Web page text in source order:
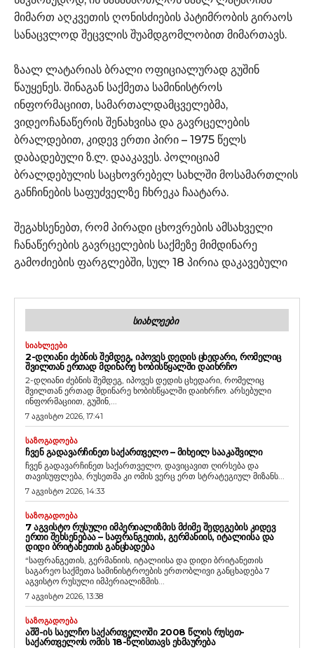
მიმართ აღკვეთის ღონისძიების პატიმრობის გირაოს
სანაცვლოდ შეცვლის შუამდგომლობით მიმართავს.
ზაალ ლატარიას ბრალი ოფიციალურად გუშინ
წაუყენეს. შინაგან საქმეთა სამინისტროს
ინფორმაციით, სამართალდამცველებმა,
ვიდეოჩანაწერის შენახვისა და გავრცელების
ბრალდებით, კიდევ ერთი პირი – 1975 წელს
დაბადებული ზ.ლ. დააკავეს. პოლიციამ
ბრალდებულის საცხოვრებელ სახლში მოსამართლის
განჩინების საფუძველზე ჩხრეკა ჩაატარა.
შეგახსენებთ, რომ პირადი ცხოვრების ამსახველი
ჩანაწერების გავრცელების საქმეზე მიმდინარე
გამოძიების ფარგლებში, სულ 18 პირია დაკავებული
ᲡᲘᲐᲮᲚᲔᲔᲑᲘ
ᲡᲘᲐᲮᲚᲔᲔᲑᲘ
2-ᲓᲦᲘᲐᲜᲘ ᲫᲔᲑᲜᲘᲡ ᲨᲔᲛᲓᲔᲒ, ᲘᲞᲝᲕᲔᲡ ᲓᲔᲓᲘᲡ ᲪᲮᲔᲓᲐᲠᲘ, ᲠᲝᲛᲔᲚᲘᲪ
ᲨᲕᲘᲚᲗᲐᲜ ᲔᲠᲗᲐᲓ ᲛᲓᲘᲜᲐᲠᲔ ᲮᲝᲑᲘᲡᲬᲧᲐᲚᲨᲘ ᲓᲐᲘᲮᲠᲩᲝ
2-დღიანი ძებნის შემდეგ, იპოვეს დედის ცხედარი, რომელიც
შვილთან ერთად მდინარე ხობისწყალში დაიხრჩო. არსებული
ინფორმაციით, გუშინ,...
7 აგვისტო 2026, 17:41
ᲡᲐᲖᲝᲒᲐᲓᲝᲔᲑᲐ
ᲩᲕᲔᲜ ᲒᲐᲓᲐᲕᲐᲠᲩᲘᲜᲔᲗ ᲡᲐᲥᲐᲠᲗᲕᲔᲚᲝ – ᲛᲘᲮᲔᲘᲚ ᲡᲐᲐᲙᲐᲨᲕᲘᲚᲘ
ჩვენ გადავარჩინეთ საქართველო, დავიცავით ღირსება და
თავისუფლება, რუსეთმა კი ომის ვერც ერთ სტრატეგიულ მიზანს...
7 აგვისტო 2026, 14:33
ᲡᲐᲖᲝᲒᲐᲓᲝᲔᲑᲐ
7 ᲐᲒᲕᲘᲡᲢᲝ ᲠᲣᲡᲣᲚᲘ ᲘᲛᲞᲔᲠᲘᲐᲚᲘᲖᲛᲘᲡ ᲛᲫᲘᲛᲔ ᲨᲔᲓᲔᲒᲔᲑᲘᲡ ᲙᲘᲓᲔᲕ
ᲔᲠᲗᲘ ᲨᲔᲮᲡᲔᲜᲔᲑᲐᲐ – ᲡᲐᲤᲠᲐᲜᲒᲔᲗᲘᲡ, ᲒᲔᲠᲛᲐᲜᲘᲘᲡ, ᲘᲢᲐᲚᲘᲘᲡᲐ ᲓᲐ
ᲓᲘᲓᲘ ᲑᲠᲘᲢᲐᲜᲔᲗᲘᲡ ᲒᲐᲜᲪᲮᲐᲓᲔᲑᲐ
“საფრანგეთის, გერმანიის, იტალიისა და დიდი ბრიტანეთის
საგარეო საქმეთა სამინისტროების ერთობლივი განცხადება 7
აგვისტო რუსული იმპერიალიზმის...
7 აგვისტო 2026, 13:38
ᲡᲐᲖᲝᲒᲐᲓᲝᲔᲑᲐ
ᲐᲨᲨ-ᲘᲡ ᲡᲐᲔᲚᲩᲝ ᲡᲐᲥᲐᲠᲗᲕᲔᲚᲝᲨᲘ 2008 ᲬᲚᲘᲡ ᲠᲣᲡᲔᲗ-
ᲡᲐᲥᲐᲠᲗᲕᲔᲚᲝᲡ ᲝᲛᲘᲡ 18-ᲬᲚᲘᲡᲗᲐᲕᲡ ᲔᲮᲛᲐᲣᲠᲔᲑᲐ